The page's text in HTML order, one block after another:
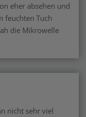
eher absehen und
feuchten Tuch
die Mikrowelle
nicht sehr viel